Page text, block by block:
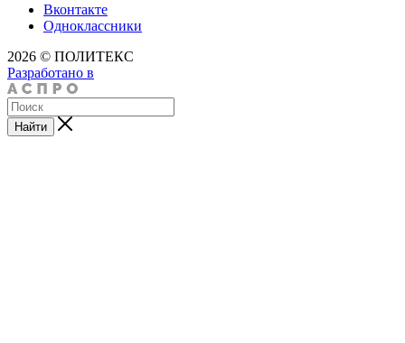
Вконтакте
Одноклассники
2026 © ПОЛИТЕКС
Разработано в
Найти